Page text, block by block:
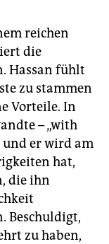
reichen
die
Hassan fühlt
zu stammen
Vorteile. In
– „with
und er wird am
hat,
die ihn
Beschuldigt,
zu haben,